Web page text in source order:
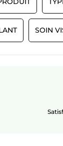
SOIN